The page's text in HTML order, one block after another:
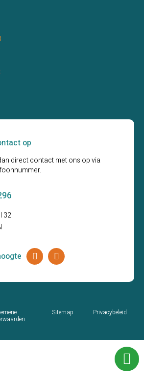
op
op
direct contact met ons op via
32
Sitemap Privacybeleid